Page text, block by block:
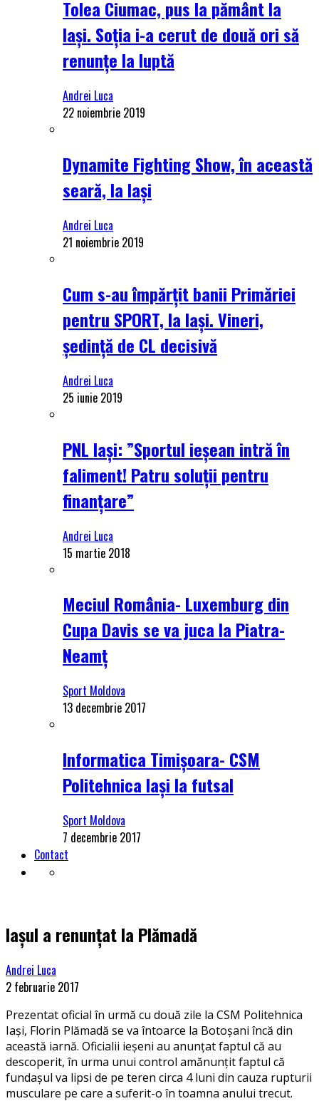
Tolea Ciumac, pus la pământ la
Iași. Soția i-a cerut de două ori să
renunțe la luptă
Andrei Luca
22 noiembrie 2019
Dynamite Fighting Show, în această
seară, la Iași
Andrei Luca
21 noiembrie 2019
Cum s-au împărțit banii Primăriei
pentru SPORT, la Iași. Vineri,
ședință de CL decisivă
Andrei Luca
25 iunie 2019
PNL Iași: ”Sportul ieșean intră în
faliment! Patru soluții pentru
finanțare”
Andrei Luca
15 martie 2018
Meciul România- Luxemburg din
Cupa Davis se va juca la Piatra-
Neamț
Sport Moldova
13 decembrie 2017
Informatica Timișoara- CSM
Politehnica Iași la futsal
Sport Moldova
7 decembrie 2017
Contact
Iașul a renunțat la Plămadă
Andrei Luca
2 februarie 2017
Prezentat oficial în urmă cu două zile la CSM Politehnica
Iași, Florin Plămadă se va întoarce la Botoșani încă din
această iarnă. Oficialii ieșeni au anunțat faptul că au
descoperit, în urma unui control amănunțit faptul că
fundașul va lipsi de pe teren circa 4 luni din cauza rupturii
musculare pe care a suferit-o în toamna anului trecut.